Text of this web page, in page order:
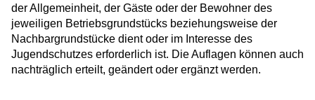
der Allgemeinheit, der Gäste oder der Bewohner des
jeweiligen Betriebsgrundstücks beziehungsweise der
Nachbargrundstücke dient oder im Interesse des
Jugendschutzes erforderlich ist. Die Auflagen können auch
nachträglich erteilt, geändert oder ergänzt werden.